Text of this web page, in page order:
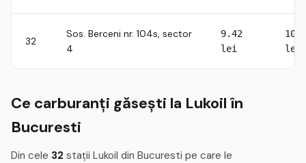
32
Sos. Berceni nr. 104s, sector
4
9.42
lei
lei
Ce carburanți găsești la Lukoil în
Bucuresti
Din cele 32 stații Lukoil din Bucuresti pe care le